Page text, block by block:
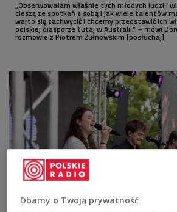
„Obserwowałam właśnie tych młodych ludzi i
cieszą ze spotkań z sobą i jak wiele talentów
warto się zachwycić i chcemy przedstawić ich
polskiej diasporze tutaj w Australii.” – mówi
rozmowie z Piotrem Żułnowskim [posłuchaj]
Dbamy o Twoją prywatność